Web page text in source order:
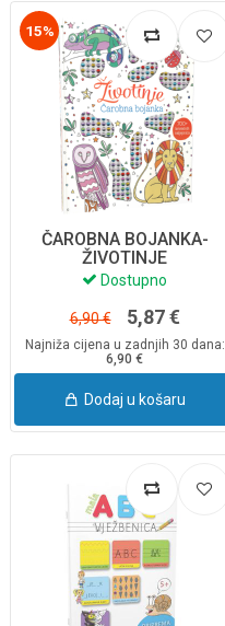
15%
ČAROBNA BOJANKA-
ŽIVOTINJE
Dostupno
6,90 € 5,87 €
Najniža cijena u zadnjih 30 dana:
6,90 €
Dodaj u košaru